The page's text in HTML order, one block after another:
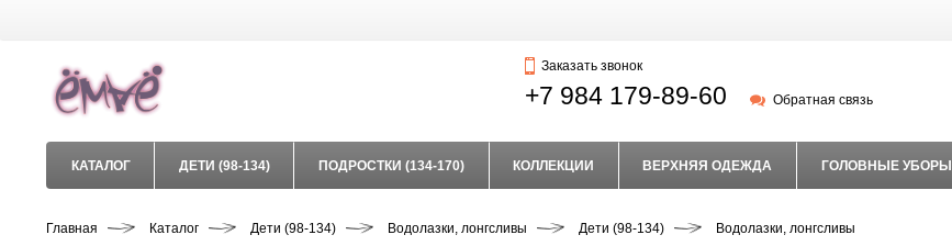
Заказать звонок
+7 984 179-89-60 Обратная связь
КАТАЛОГ ДЕТИ (98-134) ПОДРОСТКИ (134-170) КОЛЛЕКЦИИ ВЕРХНЯЯ ОДЕЖДА ГОЛОВНЫЕ УБОРЫ
Главная Каталог Дети (98-134) Водолазки, лонгсливы Дети (98-134) Водолазки, лонгсливы